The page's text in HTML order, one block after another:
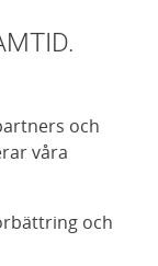
och
våra
och